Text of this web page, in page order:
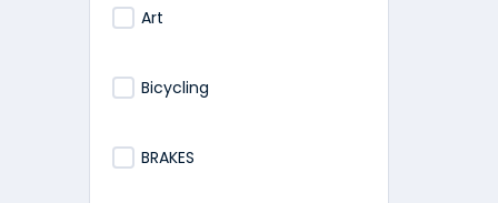
Art
Bicycling
BRAKES